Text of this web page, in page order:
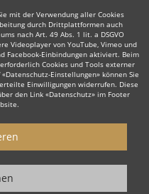
mit der Verwendung aller Cookies
durch Drittplattformen auch
nach Art. 49 Abs. 1 lit. a DSGVO
Videoplayer von YouTube, Vimeo und
Facebook-Einbindungen aktiviert. Beim
Cookies und Tools externer
Einstellungen» können Sie
Einwilligungen widerrufen. Diese
den Link «Datenschutz» im Footer